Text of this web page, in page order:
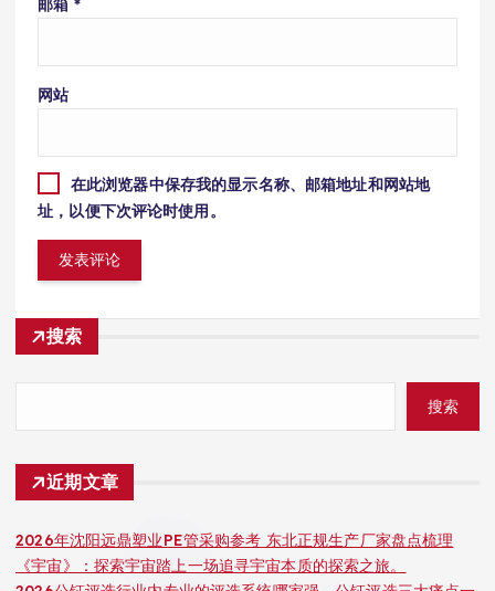
邮箱 *
网站
在此浏览器中保存我的显示名称、邮箱地址和网站地
址，以便下次评论时使用。
搜索
搜索
近期文章
2026年沈阳远鼎塑业PE管采购参考 东北正规生产厂家盘点梳理
《宇宙》：探索宇宙踏上一场追寻宇宙本质的探索之旅。